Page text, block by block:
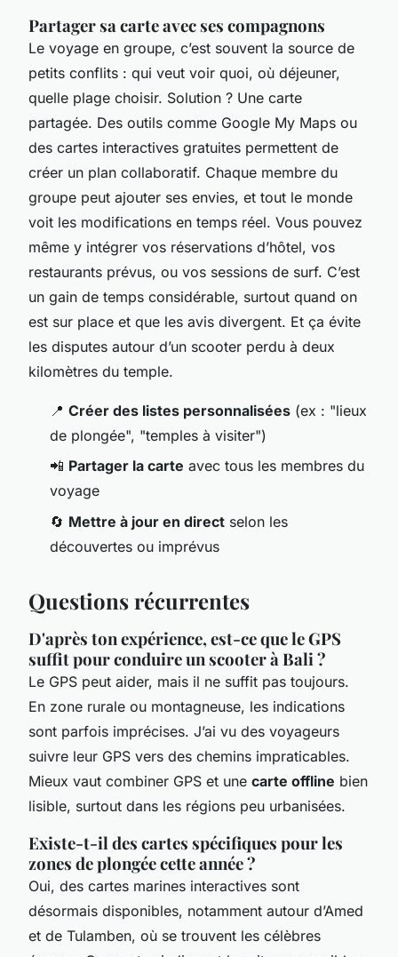
Partager sa carte avec ses compagnons
Le voyage en groupe, c’est souvent la source de
petits conflits : qui veut voir quoi, où déjeuner,
quelle plage choisir. Solution ? Une carte
partagée. Des outils comme Google My Maps ou
des cartes interactives gratuites permettent de
créer un plan collaboratif. Chaque membre du
groupe peut ajouter ses envies, et tout le monde
voit les modifications en temps réel. Vous pouvez
même y intégrer vos réservations d’hôtel, vos
restaurants prévus, ou vos sessions de surf. C’est
un gain de temps considérable, surtout quand on
est sur place et que les avis divergent. Et ça évite
les disputes autour d’un scooter perdu à deux
kilomètres du temple.
📍 Créer des listes personnalisées (ex : "lieux
de plongée", "temples à visiter")
📲 Partager la carte avec tous les membres du
voyage
🔄 Mettre à jour en direct selon les
découvertes ou imprévus
Questions récurrentes
D'après ton expérience, est-ce que le GPS
suffit pour conduire un scooter à Bali ?
Le GPS peut aider, mais il ne suffit pas toujours.
En zone rurale ou montagneuse, les indications
sont parfois imprécises. J’ai vu des voyageurs
suivre leur GPS vers des chemins impraticables.
Mieux vaut combiner GPS et une carte offline bien
lisible, surtout dans les régions peu urbanisées.
Existe-t-il des cartes spécifiques pour les
zones de plongée cette année ?
Oui, des cartes marines interactives sont
désormais disponibles, notamment autour d’Amed
et de Tulamben, où se trouvent les célèbres